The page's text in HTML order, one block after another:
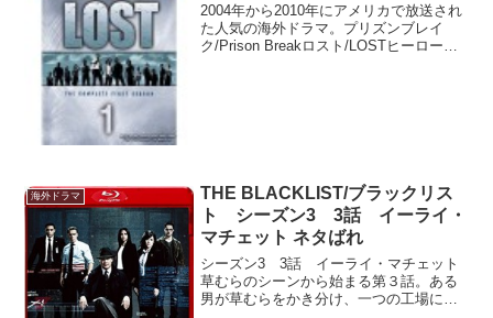
2004年から2010年にアメリカで放送され
た人気の海外ドラマ。プリズンブレイ
ク/Prison Breakロスト/LOSTヒーロー
海外ドラマ
THE BLACKLIST/ブラックリス
ト シーズン3 3話 イーライ・
マチェット ネタばれ
シーズン3 3話 イーライ・マチェット
草むらのシーンから始まる第３話。ある
男が草むらをかき分け、一つの工場に突